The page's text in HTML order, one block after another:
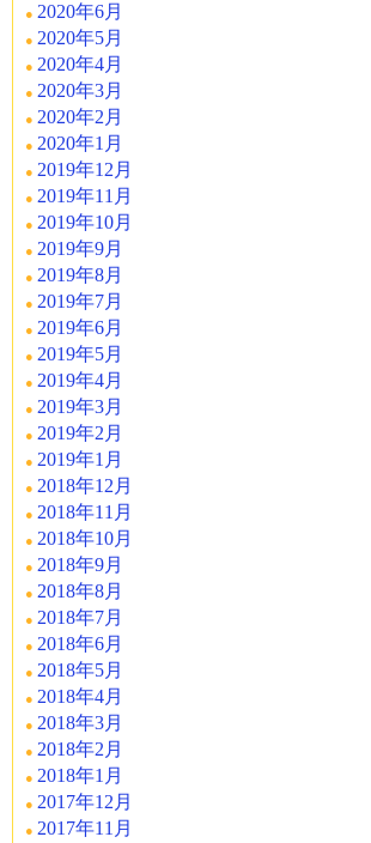
2020年6月
2020年5月
2020年4月
2020年3月
2020年2月
2020年1月
2019年12月
2019年11月
2019年10月
2019年9月
2019年8月
2019年7月
2019年6月
2019年5月
2019年4月
2019年3月
2019年2月
2019年1月
2018年12月
2018年11月
2018年10月
2018年9月
2018年8月
2018年7月
2018年6月
2018年5月
2018年4月
2018年3月
2018年2月
2018年1月
2017年12月
2017年11月